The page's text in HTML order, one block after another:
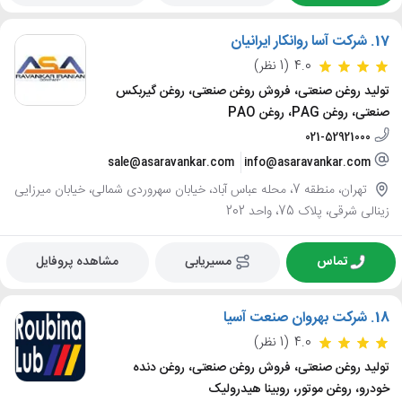
17. شرکت آسا روانکار ایرانیان
4.0 (1 نظر)
تولید روغن صنعتی، فروش روغن صنعتی، روغن گیربکس
صنعتی، روغن PAG، روغن PAO
021-52921000
info@asaravankar.com
sale@asaravankar.com
تهران، منطقه 7، محله عباس آباد، خیابان سهروردی شمالی، خیابان میرزایی
زینالی شرقی، پلاک 75، واحد 202
تماس مسیریابی مشاهده پروفایل
18. شرکت بهروان صنعت آسیا
4.0 (1 نظر)
تولید روغن صنعتی، فروش روغن صنعتی، روغن دنده
خودرو، روغن موتور، روبینا هیدرولیک